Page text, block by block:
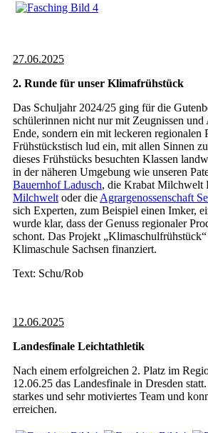
27.06.2025
2. Runde für unser Klimafrühstück
Das Schuljahr 2024/25 ging für die
schülerinnen nicht nur mit Zeugnissen und
Ende, sondern ein mit leckeren regionalen
Frühstückstisch lud ein, mit allen Sinnen
dieses Frühstücks besuchten Klassen
in der näheren Umgebung wie unseren
Bauernhof Ladusch, die Krabat Milchwelt
Milchwelt oder die Agrargenossenschaft
sich Experten, zum Beispiel einen Imker,
wurde klar, dass der Genuss regionaler
schont. Das Projekt
Klimaschule Sachsen finanziert.
Text: Schu/Rob
12.06.2025
Landesfinale Leichtathletik
Nach einem erfolgreichen 2. Platz im
12.06.25 das Landesfinale in Dresden
starkes und sehr motiviertes Team und
erreichen.